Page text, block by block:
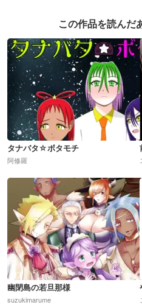
この作品を読んだ
タナバタ☆ボタモチ
阿修羅
幽閉島の若旦那様
suzukimarume